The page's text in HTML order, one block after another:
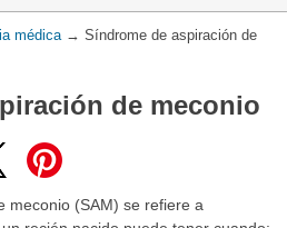
médica → Síndrome de aspiración de
de meconio
meconio (SAM) se refiere a